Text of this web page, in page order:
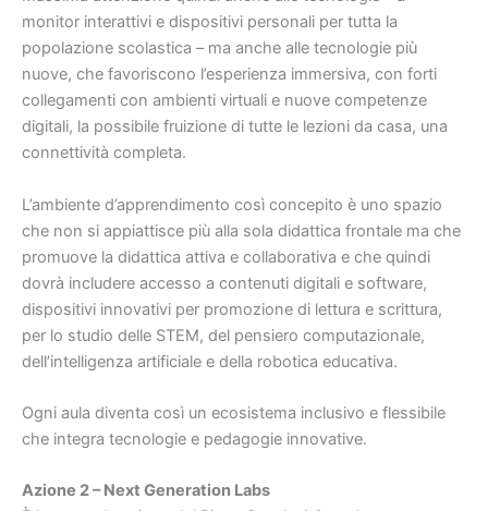
monitor interattivi e dispositivi personali per tutta la
popolazione scolastica – ma anche alle tecnologie più
nuove, che favoriscono l’esperienza immersiva, con forti
collegamenti con ambienti virtuali e nuove competenze
digitali, la possibile fruizione di tutte le lezioni da casa, una
connettività completa.
L’ambiente d’apprendimento così concepito è uno spazio
che non si appiattisce più alla sola didattica frontale ma che
promuove la didattica attiva e collaborativa e che quindi
dovrà includere accesso a contenuti digitali e software,
dispositivi innovativi per promozione di lettura e scrittura,
per lo studio delle STEM, del pensiero computazionale,
dell’intelligenza artificiale e della robotica educativa.
Ogni aula diventa così un ecosistema inclusivo e flessibile
che integra tecnologie e pedagogie innovative.
Azione 2 – Next Generation Labs